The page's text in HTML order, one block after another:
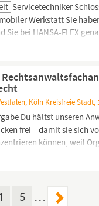
Servicetechniker
Werkstatt Sie
Sie bei HANSA-FLEX
mit modernster
Schläuche, Rohre,
und unser
Köln Kreisfreie Stadt,
Du hältst unseren
frei – damit sie sich
können, weil
besten Händen sind. Als
Herzstück
laufen.
5 …